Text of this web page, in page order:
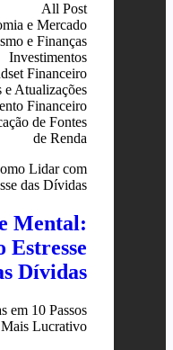
All Post
e Mercado
e Finanças
Investimentos
Financeiro
e Atualizações
Financeiro
de Fontes
de Renda
Mental:
Estresse
Dívidas